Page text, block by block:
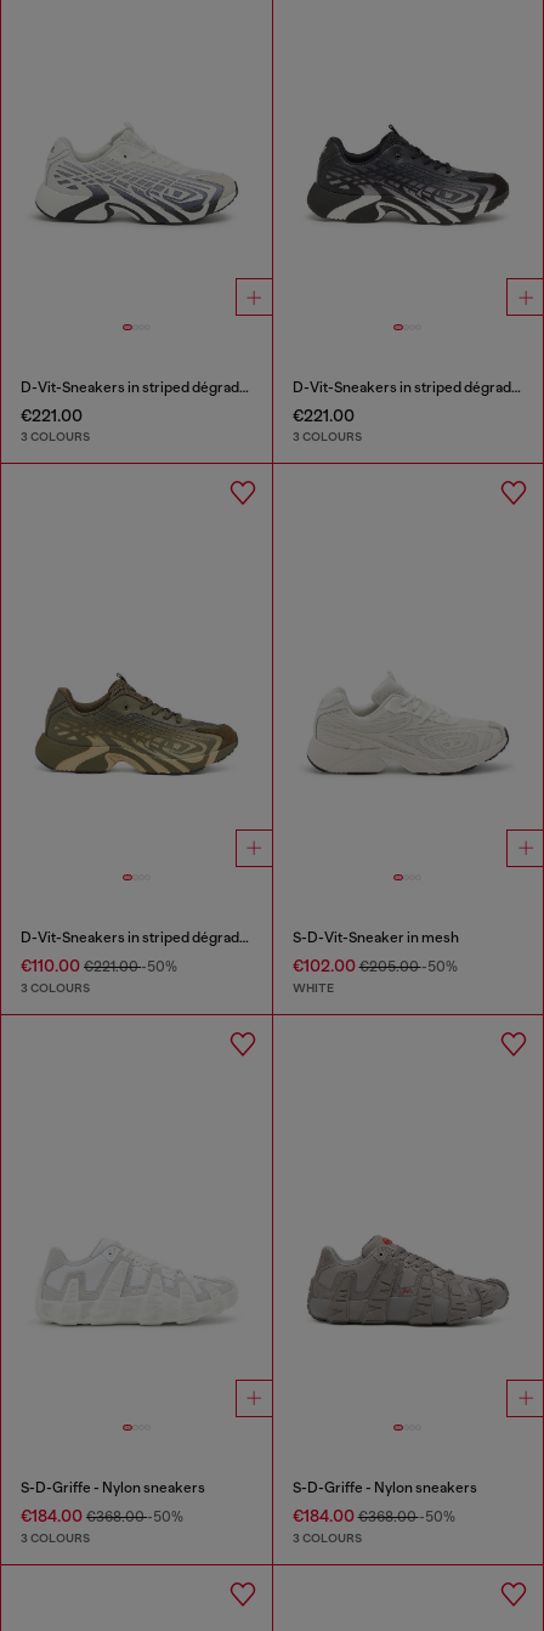
D-Vit-Sneakers in striped dégradé mesh
€221.00
3 COLOURS
D-Vit-Sneakers in striped dégradé mesh
€221.00
3 COLOURS
D-Vit-Sneakers in striped dégradé mesh
€110.00 €221.00-50%
3 COLOURS
S-D-Vit-Sneaker in mesh
€102.00€205.00-50%
WHITE
S-D-Griffe - Nylon sneakers
€184.00 €368.00-50%
3 COLOURS
S-D-Griffe - Nylon sneakers
€184.00€368.00-50%
3 COLOURS